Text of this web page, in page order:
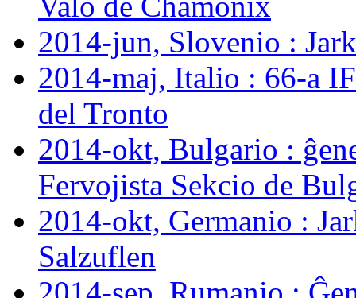
2014-jun, Slovenio :
2014-maj, Italio : 66-a
del Tronto
2014-okt, Bulgario :
Fervojista Sekcio de
2014-okt, Germanio :
Salzuflen